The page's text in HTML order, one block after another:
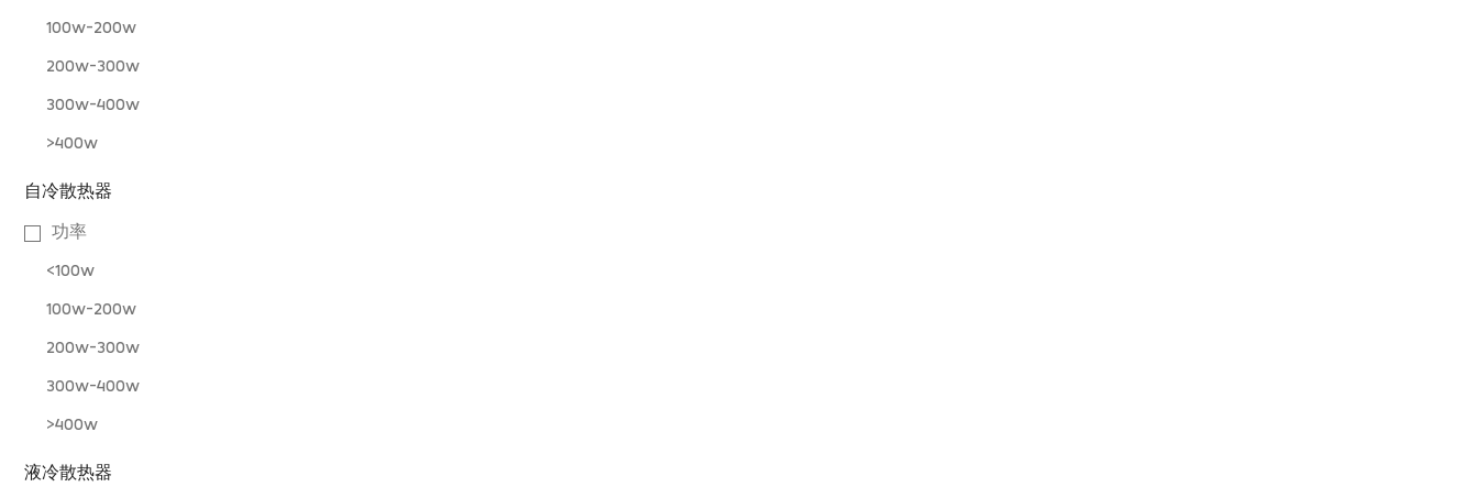
100w-200w
200w-300w
300w-400w
>400w
自冷散热器
功率
<100w
100w-200w
200w-300w
300w-400w
>400w
液冷散热器